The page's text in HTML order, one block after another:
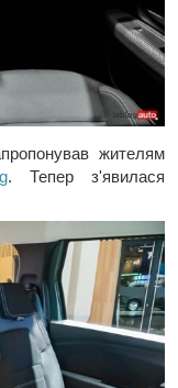
жителям
. Тепер з'явилася